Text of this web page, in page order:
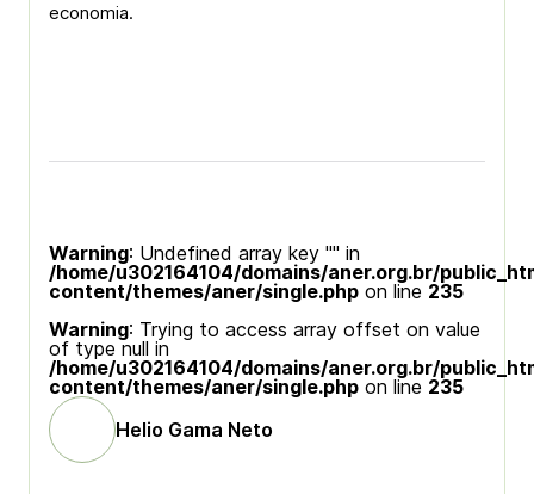
economia.
Warning: Undefined array key "" in
/home/u302164104/domains/aner.org.br/
content/themes/aner/single.php on line 235
Warning: Trying to access array offset on value
of type null in
/home/u302164104/domains/aner.org.br/
content/themes/aner/single.php on line 235
Helio Gama Neto